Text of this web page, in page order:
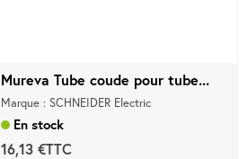
Mureva Tube coude pour tube...
Marque : SCHNEIDER Electric
En stock
16,13 €TTC